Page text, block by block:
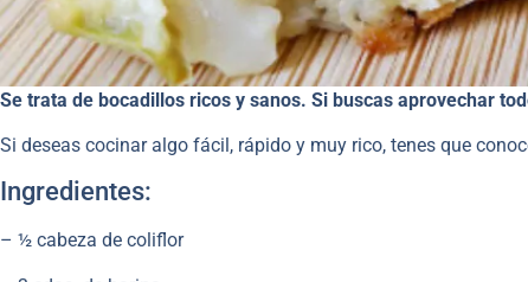
Se trata de bocadillos ricos y sanos. Si buscas aprovechar
Si deseas cocinar algo fácil, rápido y muy rico, tenes que
Ingredientes:
– ½ cabeza de coliflor